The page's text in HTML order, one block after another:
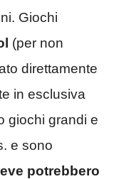
Giochi
(per non
direttamente
in esclusiva
giochi grandi e
e sono
potrebbero